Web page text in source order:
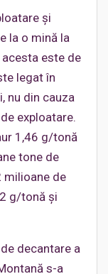
şi
la o mină la
acesta este de
legat în
nu din cauza
exploatare.
1,46 g/tonă
tone de
milioane de
g/tonă şi
decantare a
s-a